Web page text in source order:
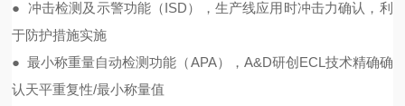
● 冲击检测及示警功能（ISD），生产线应用时冲击力确认，利
于防护措施实施
● 最小称重量自动检测功能（APA），A&D研创ECL技术精确确
认天平重复性/最小称量值